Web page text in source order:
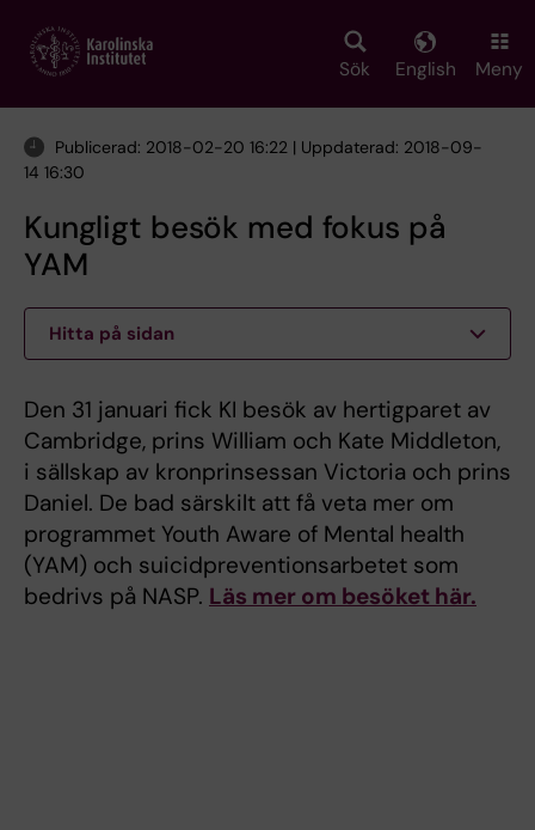
main
Sök English Meny
Publicerad: 2018-02-20 16:22 | Uppdaterad: 2018-09-
14 16:30
Kungligt besök med fokus på
YAM
Hitta på sidan
Den 31 januari fick KI besök av hertigparet av
Cambridge, prins William och Kate Middleton,
i sällskap av kronprinsessan Victoria och prins
Daniel. De bad särskilt att få veta mer om
programmet Youth Aware of Mental health
(YAM) och suicidpreventionsarbetet som
bedrivs på NASP. Läs mer om besöket här.